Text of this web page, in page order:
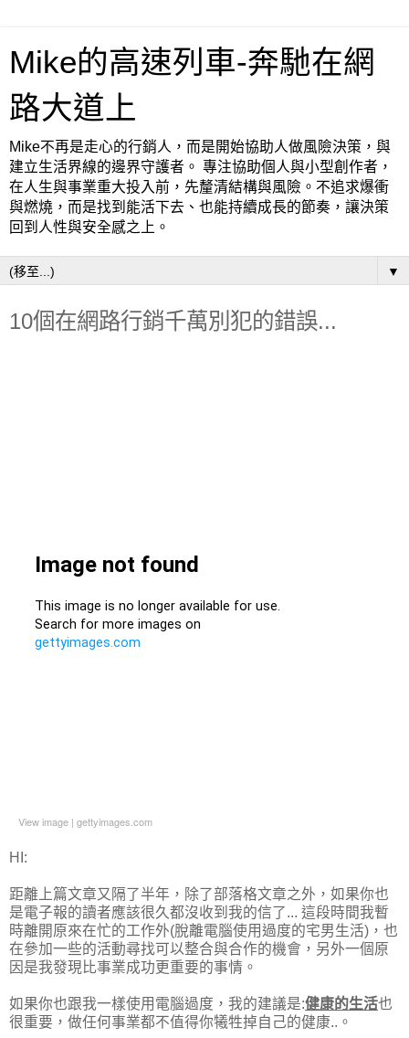
Mike的高速列車-奔馳在網
路大道上
Mike不再是走心的行銷人，而是開始協助人做風險決策，與
建立生活界線的邊界守護者。 專注協助個人與小型創作者，
在人生與事業重大投入前，先釐清結構與風險。不追求爆衝
與燃燒，而是找到能活下去、也能持續成長的節奏，讓決策
回到人性與安全感之上。
▼
10個在網路行銷千萬別犯的錯誤...
View image | gettyimages.com
HI:
距離上篇文章又隔了半年，除了部落格文章之外，如果你也
是電子報的讀者應該很久都沒收到我的信了... 這段時間我暫
時離開原來在忙的工作外(脫離電腦使用過度的宅男生活)，也
在參加一些的活動尋找可以整合與合作的機會，另外一個原
因是我發現比事業成功更重要的事情。
如果你也跟我一樣使用電腦過度，我的建議是:健康的生活也
很重要，做任何事業都不值得你犧牲掉自己的健康..。